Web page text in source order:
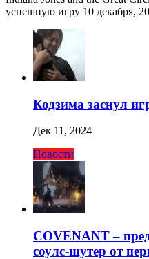
успешную игру 10 декабря,
Кодзима заснул
Дек 11, 2024
Новости
COVENANT –
соулс-шутер от